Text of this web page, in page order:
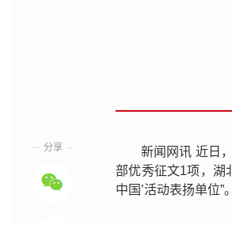
新闻网讯 近日
部优秀征文1项，湖
中国’活动表扬单位”。
分享